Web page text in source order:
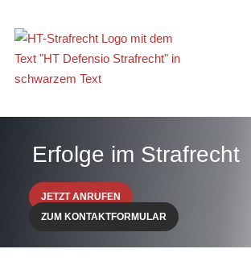
Erfolge im Strafrecht
JETZT ANRUFEN
ZUM KONTAKTFORMULAR